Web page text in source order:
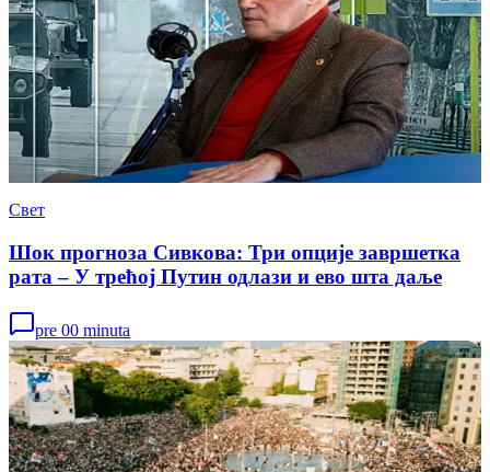
Свет
Шок прогноза Сивкова: Три опције завршетка
рата – У трећој Путин одлази и ево шта даље
pre 00 minuta